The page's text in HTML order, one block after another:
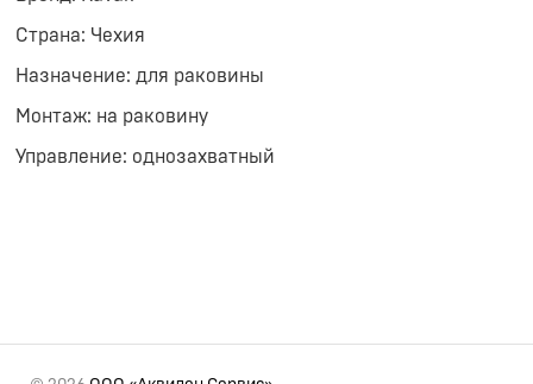
Страна: Чехия
Назначение: для раковины
Монтаж: на раковину
Управление: однозахватный